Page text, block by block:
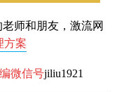
师和朋友，激流网
方案
微信号jiliu1921